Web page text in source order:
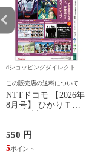
dショッピングダイレクト
この販売店の送料について
NTTドコモ 【2026年
8月号】 ひかりＴＶ
550 円
5